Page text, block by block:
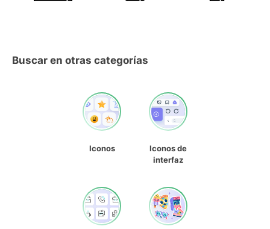
Buscar en otras categorías
Iconos
Iconos de
interfaz